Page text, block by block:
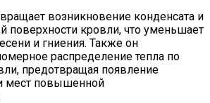
возникновение конденсата и
поверхности кровли, что уменьшает
и гниения. Также он
распределение тепла по
предотвращая появление
мест повышенной